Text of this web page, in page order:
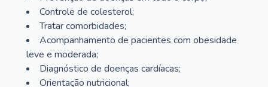
Controle de colesterol;
Tratar comorbidades;
Acompanhamento de pacientes com obesidade
leve e moderada;
Diagnóstico de doenças cardíacas;
Orientação nutricional;